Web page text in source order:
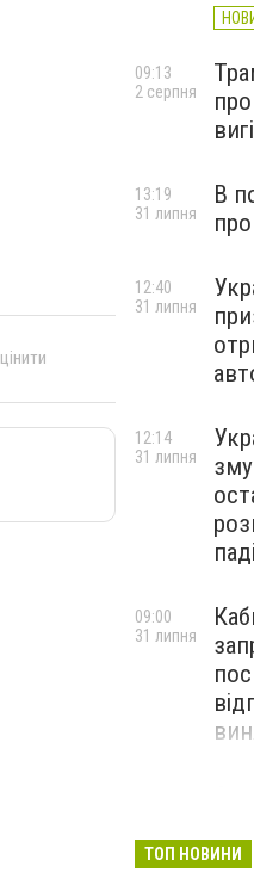
09:13
2 серпня
В
13:19
31 липня
12:40
31 липня
12:14
31 липня
09:00
31 липня
ТОП НОВИНИ